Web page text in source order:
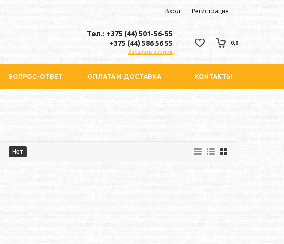
Вход Регистрация
Тел.: +375 (44) 501-56-55
+375 (44) 586 56 55
Заказать звонок
0,0
ВОПРОС-ОТВЕТ ОПЛАТА И ДОСТАВКА КОНТАКТЫ
Нет